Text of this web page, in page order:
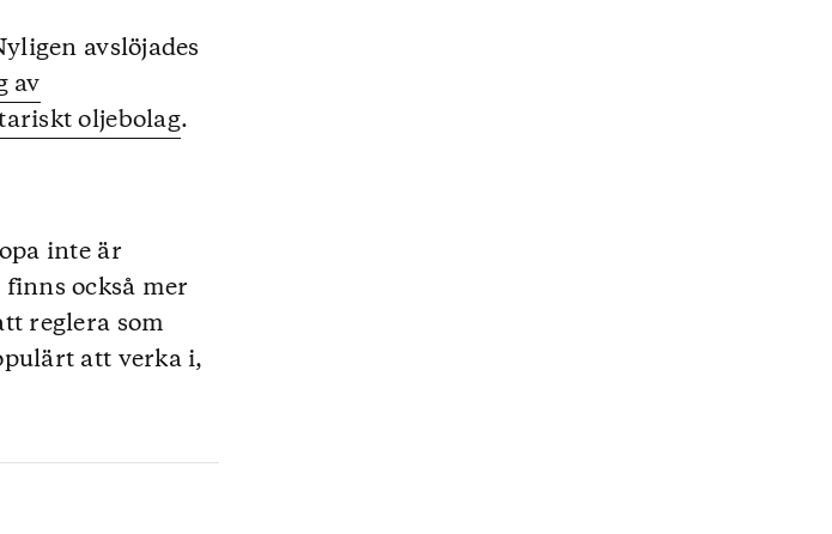
avslöjades
av
oljebolag.
inte är
också mer
reglera som
att verka i,